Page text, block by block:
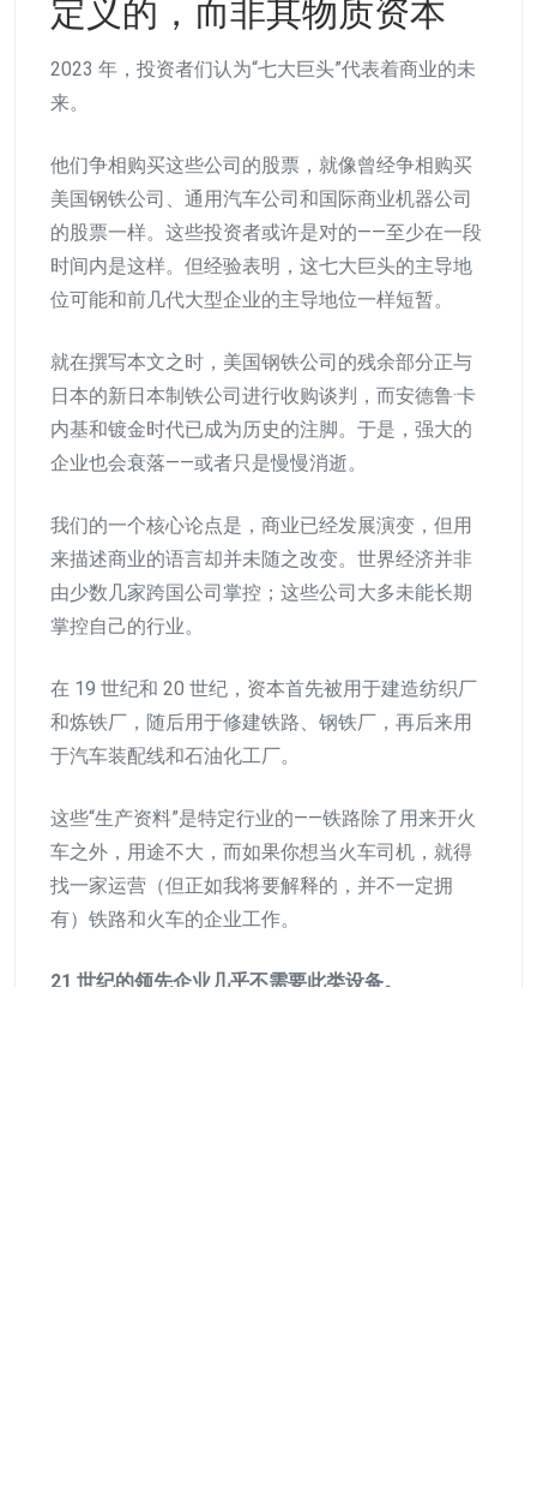
定义的，而非其物质资本
2023 年，投资者们认为“七大巨头”代表着商业的未
来。
他们争相购买这些公司的股票，就像曾经争相购买
美国钢铁公司、通用汽车公司和国际商业机器公司
的股票一样。这些投资者或许是对的——至少在一段
时间内是这样。但经验表明，这七大巨头的主导地
位可能和前几代大型企业的主导地位一样短暂。
就在撰写本文之时，美国钢铁公司的残余部分正与
日本的新日本制铁公司进行收购谈判，而安德鲁·卡
内基和镀金时代已成为历史的注脚。于是，强大的
企业也会衰落——或者只是慢慢消逝。
我们的一个核心论点是，商业已经发展演变，但用
来描述商业的语言却并未随之改变。世界经济并非
由少数几家跨国公司掌控；这些公司大多未能长期
掌控自己的行业。
在 19 世纪和 20 世纪，资本首先被用于建造纺织厂
和炼铁厂，随后用于修建铁路、钢铁厂，再后来用
于汽车装配线和石油化工厂。
这些“生产资料”是特定行业的——铁路除了用来开火
车之外，用途不大，而如果你想当火车司机，就得
找一家运营（但正如我将要解释的，并不一定拥
有）铁路和火车的企业工作。
21 世纪的领先企业几乎不需要此类设备。